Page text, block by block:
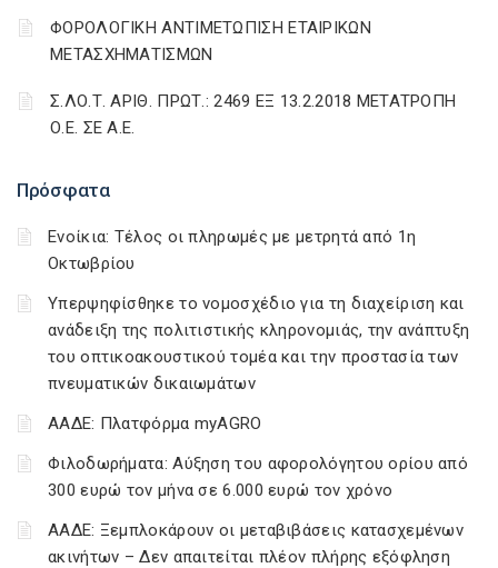
Πρόσφατα
Ενοίκια: Τέλος οι πληρωμές με μετρητά από 1η
Οκτωβρίου
Υπερψηφίσθηκε το νομοσχέδιο για τη διαχείριση και
ανάδειξη της πολιτιστικής κληρονομιάς, την ανάπτυξη
του οπτικοακουστικού τομέα και την προστασία των
πνευματικών δικαιωμάτων
ΑΑΔΕ: Πλατφόρμα myAGRO
Φιλοδωρήματα: Αύξηση του αφορολόγητου ορίου από
300 ευρώ τον μήνα σε 6.000 ευρώ τον χρόνο
ΑΑΔΕ: Ξεμπλοκάρουν οι μεταβιβάσεις κατασχεμένων
ακινήτων – Δεν απαιτείται πλέον πλήρης εξόφληση
ΦΟΡΟΛΟΓΙΚΗ ΑΝΤΙΜΕΤΩΠΙΣΗ ΕΤΑΙΡΙΚΩΝ
ΜΕΤΑΣΧΗΜΑΤΙΣΜΩΝ
Σ.ΛΟ.Τ. ΑΡΙΘ. ΠΡΩΤ.: 2469 ΕΞ 13.2.2018 ΜΕΤΑΤΡΟΠΗ
Ο.Ε. ΣΕ Α.Ε.